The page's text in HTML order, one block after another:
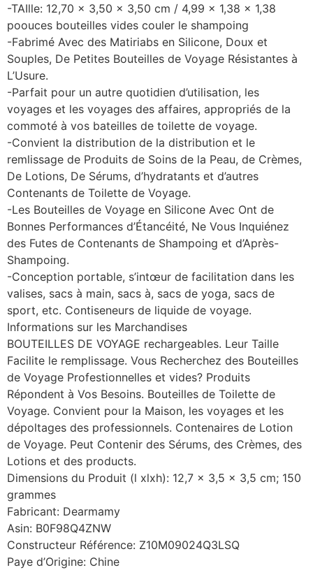
-TAIlle: 12,70 x 3,50 x 3,50 cm / 4,99 x 1,38 x 1,38
poouces bouteilles vides couler le shampoing
-Fabrimé Avec des Matiriabs en Silicone, Doux et
Souples, De Petites Bouteilles de Voyage Résistantes à
L’Usure.
-Parfait pour un autre quotidien d’utilisation, les
voyages et les voyages des affaires, appropriés de la
commoté ​​à vos bateilles de toilette de voyage.
-Convient la distribution de la distribution et le
remlissage de Produits de Soins de la Peau, de Crèmes,
De Lotions, De Sérums, d’hydratants et d’autres
Contenants de Toilette de Voyage.
-Les Bouteilles de Voyage en Silicone Avec Ont de
Bonnes Performances d’Étancéité, Ne Vous Inquiénez
des Futes de Contenants de Shampoing et d’Après-
Shampoing.
-Conception portable, s’intœur de facilitation dans les
valises, sacs à main, sacs à, sacs de yoga, sacs de
sport, etc. Contiseneurs de liquide de voyage.
Informations sur les Marchandises
BOUTEILLES DE VOYAGE rechargeables. Leur Taille
Facilite le remplissage. Vous Recherchez des Bouteilles
de Voyage Profestionnelles et vides? Produits
Répondent à Vos Besoins. Bouteilles de Toilette de
Voyage. Convient pour la Maison, les voyages et les
dépoltages des professionnels. Contenaires de Lotion
de Voyage. Peut Contenir des Sérums, des Crèmes, des
Lotions et des products.
Dimensions du Produit (l xlxh): 12,7 x 3,5 x 3,5 cm; 150
grammes
Fabricant: Dearmamy
Asin: B0F98Q4ZNW
Constructeur Référence: Z10M09024Q3LSQ
Paye d’Origine: Chine